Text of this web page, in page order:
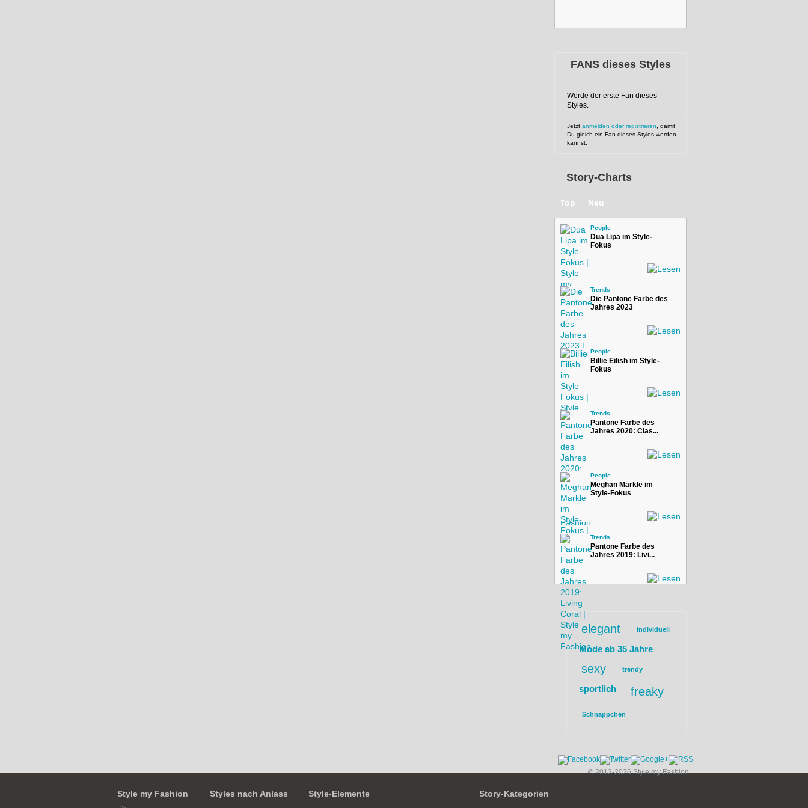
FANS dieses Styles
Werde der erste Fan dieses
Styles.
Jetzt anmelden oder registrieren , damit
Du gleich ein Fan dieses Styles werden
kannst.
Story-Charts
Top Neu
People
Dua Lipa im Style-
Fokus
Trends
Die Pantone Farbe des
Jahres 2023
People
Billie Eilish im Style-
Fokus
Trends
Pantone Farbe des
Jahres 2020: Clas...
People
Meghan Markle im
Style-Fokus
Trends
Pantone Farbe des
Jahres 2019: Livi...
elegant individuell
Mode ab 35 Jahre
sexy trendy
sportlich freaky
Schnäppchen
© 2012-2026 Style my Fashion
Style my Fashion Styles nach Anlass Style-Elemente Story-Kategorien